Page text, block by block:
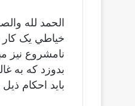
الحمد لله
خياطي يک
نامشروع نيز
بدوزد كه به
بايد احكام